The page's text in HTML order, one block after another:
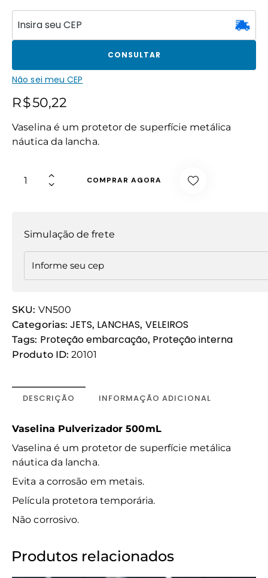
CONSULTAR
Não sei meu CEP
R$50,22
Vaselina é um protetor de superfície metálica
náutica da lancha.
COMPRAR AGORA
Simulação de frete
SKU: VN500
Categorias:JETS, LANCHAS, VELEIROS
Tags: Proteção embarcação, Proteção interna
Produto ID:20101
DESCRIÇÃO INFORMAÇÃO ADICIONAL
Vaselina Pulverizador 500mL
Vaselina é um protetor de superfície metálica
náutica da lancha.
Evita a corrosão em metais.
Película protetora temporária.
Não corrosivo.
Produtos relacionados